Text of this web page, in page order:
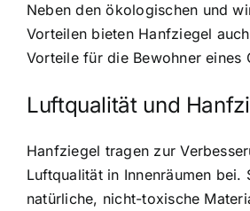
Neben den ökologischen und
Vorteilen bieten Hanfziegel
Vorteile für die Bewohner eines
Luftqualität und
Hanfziegel tragen zur
Luftqualität in Innenräumen bei.
natürliche, nicht-toxische